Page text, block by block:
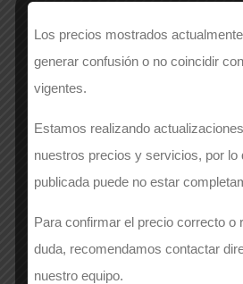
EMAIL*
Los precios mostrados
generar confusión o no coincidir
vigentes.
Estamos realizando
nuestros precios y servicios, por lo
publicada puede no estar
Para confirmar el precio correcto o
duda, recomendamos contactar
nuestro equipo.